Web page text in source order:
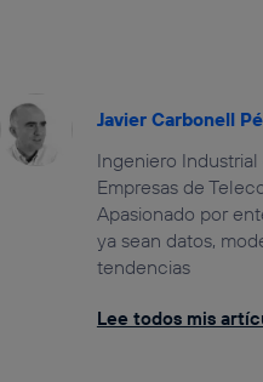
Javier Carbonell
Ingeniero
Empresas de
Apasionado por
ya sean datos,
tendencias
Lee todos mis